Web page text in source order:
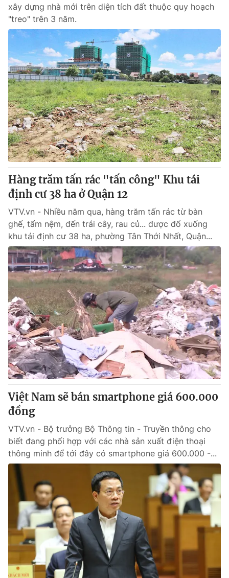
xây dựng nhà mới trên diện tích đất thuộc quy hoạch
"treo" trên 3 năm.
Hàng trăm tấn rác "tấn công" Khu tái
định cư 38 ha ở Quận 12
VTV.vn - Nhiều năm qua, hàng trăm tấn rác từ bàn
ghế, tấm nệm, đến trái cây, rau củ... được đổ xuống
khu tái định cư 38 ha, phường Tân Thới Nhất, Quận...
Việt Nam sẽ bán smartphone giá 600.000
đồng
VTV.vn - Bộ trưởng Bộ Thông tin - Truyền thông cho
biết đang phối hợp với các nhà sản xuất điện thoại
thông minh để tới đây có smartphone giá 600.000 -...